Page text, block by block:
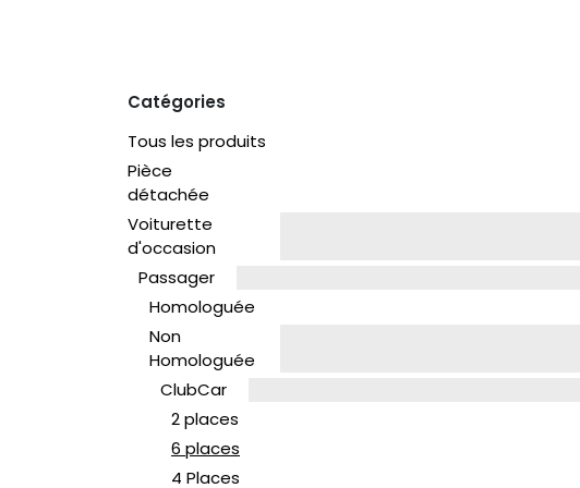
Catégories
Tous les produits
Pièce
détachée
Voiturette
d'occasion
Passager
Homologuée
Non
Homologuée
ClubCar
2 places
6 places
4 Places